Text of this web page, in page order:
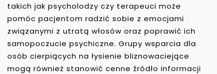
takich jak psycholodzy czy terapeuci może
pomóc pacjentom radzić sobie z emocjami
związanymi z utratą włosów oraz poprawić ich
samopoczucie psychiczne. Grupy wsparcia dla
osób cierpiących na łysienie bliznowaciejące
mogą również stanowić cenne źródło informacji